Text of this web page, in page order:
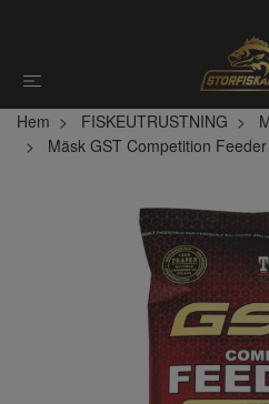
Hem FISKEUTRUSTNING
Mäsk GST Competition